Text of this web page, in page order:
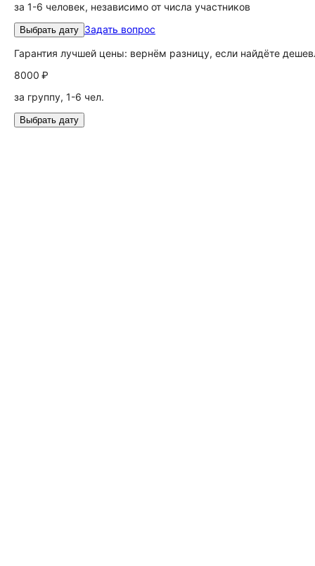
за 1-6 человек, независимо от числа участников
Выбрать дату Задать вопрос
Гарантия лучшей цены: вернём разницу, если найдёте
8000 ₽
за группу, 1-6 чел.
Выбрать дату